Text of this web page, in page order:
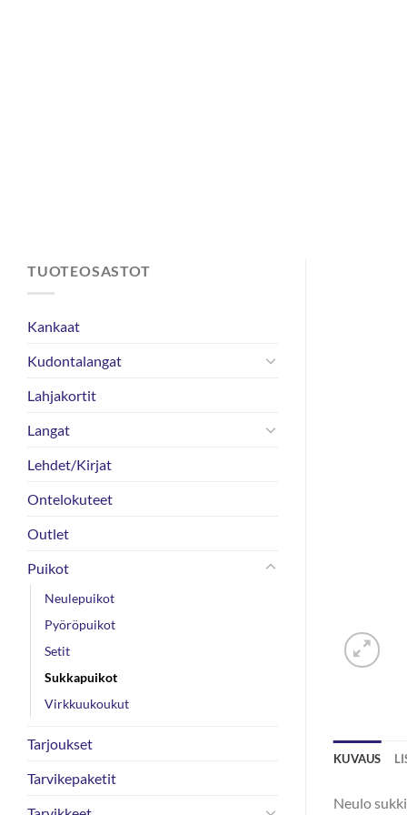
TUOTEOSASTOT
Kankaat
Kudontalangat
Lahjakortit
Langat
Lehdet/Kirjat
Ontelokuteet
Outlet
Puikot
Neulepuikot
Pyöröpuikot
Setit
Sukkapuikot
Virkkuukoukut
Tarjoukset
Tarvikepaketit
KUVAUS
Neulo